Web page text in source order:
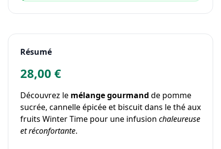
Résumé
28,00 €
Découvrez le mélange gourmand de pomme
sucrée, cannelle épicée et biscuit dans le thé aux
fruits Winter Time pour une infusion chaleureuse
et réconfortante.